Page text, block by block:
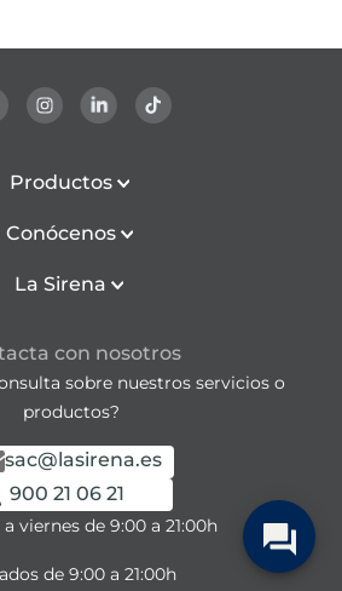
Productos
Conócenos
La Sirena
con nosotros
sobre nuestros servicios o
productos?
sac@lasirena.es
900 21 06 21
viernes de 9:00 a 21:00h
de 9:00 a 21:00h